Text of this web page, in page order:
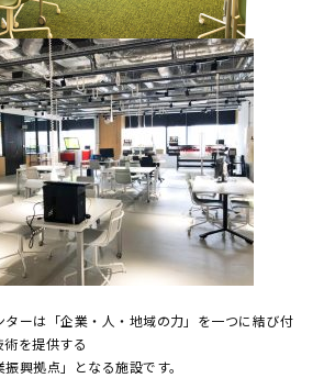
ーは「企業・人・地域の力」を一つに結び付
を提供する
振興拠点」となる施設です。